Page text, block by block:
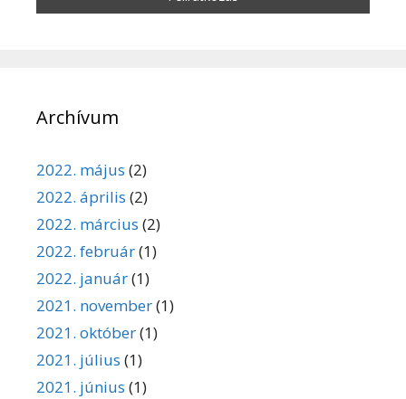
Archívum
2022. május (2)
2022. április (2)
2022. március (2)
2022. február(1)
2022. január(1)
2021. november(1)
2021. október(1)
2021. július (1)
2021. június (1)